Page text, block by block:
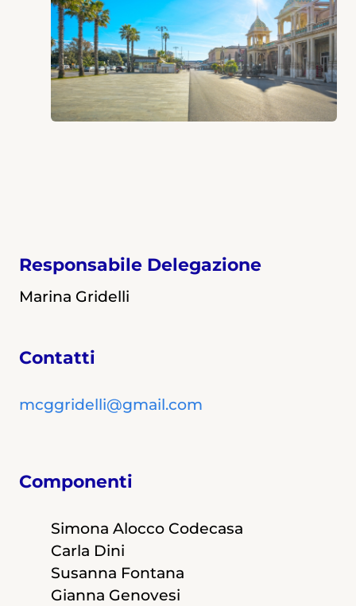
Responsabile Delegazione
Marina Gridelli
Contatti
mcggridelli@gmail.com
Componenti
Simona Alocco Codecasa
Carla Dini
Susanna Fontana
Gianna Genovesi